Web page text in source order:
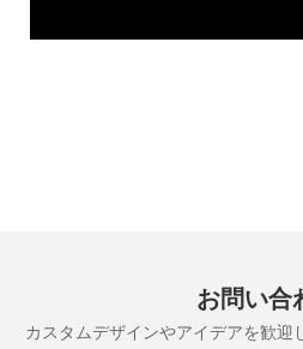
お問い合
カスタムデザインやアイデアを歓迎